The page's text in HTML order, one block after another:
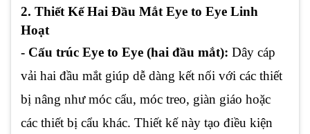
2. Thiết Kế Hai Đầu Mắt Eye to Eye Linh
Hoạt
- Cấu trúc Eye to Eye (hai đầu mắt): Dây cáp
vải hai đầu mắt giúp dễ dàng kết nối với các thiết
bị nâng như móc cẩu, móc treo, giàn giáo hoặc
các thiết bị cẩu khác. Thiết kế này tạo điều kiện